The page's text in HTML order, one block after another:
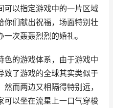
可以指定游戏中的一片区域
你们献出祝福，场面特别壮
次轰轰烈烈的婚礼。
色的游戏体系，由于游戏中
致了游戏的全球其实类似于
而两边又相隔得特别远，
可以坐在流星上一口气穿梭